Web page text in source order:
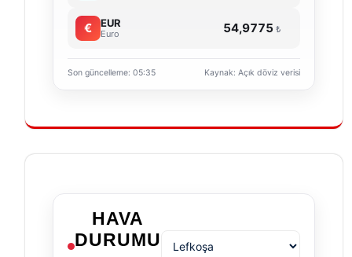
€ EUR
Euro 54,9775
Son güncelleme: 05:35 Kaynak: Açık döviz verisi
HAVA
DURUMU